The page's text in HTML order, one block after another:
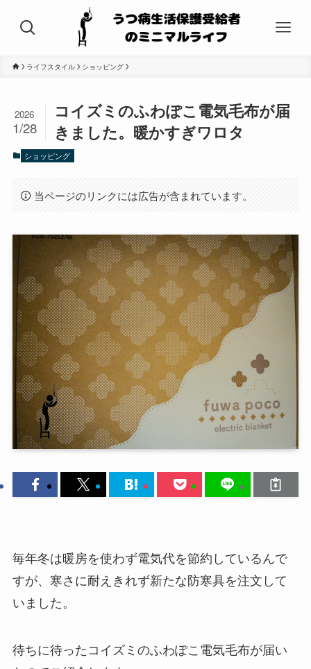
ライフスタイル ショッピング
コイズミのふわぽこ電気毛布が届
きました。暖かすぎワロタ
2026
1/28
ショッピング
当ページのリンクには広告が含まれています。
毎年冬は暖房を使わず電気代を節約しているんで
すが、寒さに耐えきれず新たな防寒具を注文して
いました。
待ちに待ったコイズミのふわぽこ電気毛布が届い